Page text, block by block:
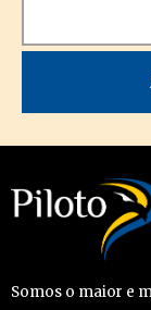
Somos o maior e